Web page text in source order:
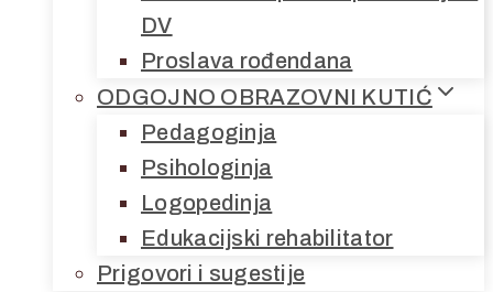
DV
Proslava rođendana
ODGOJNO OBRAZOVNI KUTIĆ
Pedagoginja
Psihologinja
Logopedinja
Edukacijski rehabilitator
Prigovori i sugestije